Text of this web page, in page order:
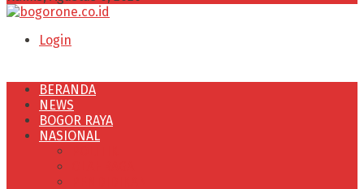
Login
BERANDA
NEWS
BOGOR RAYA
NASIONAL